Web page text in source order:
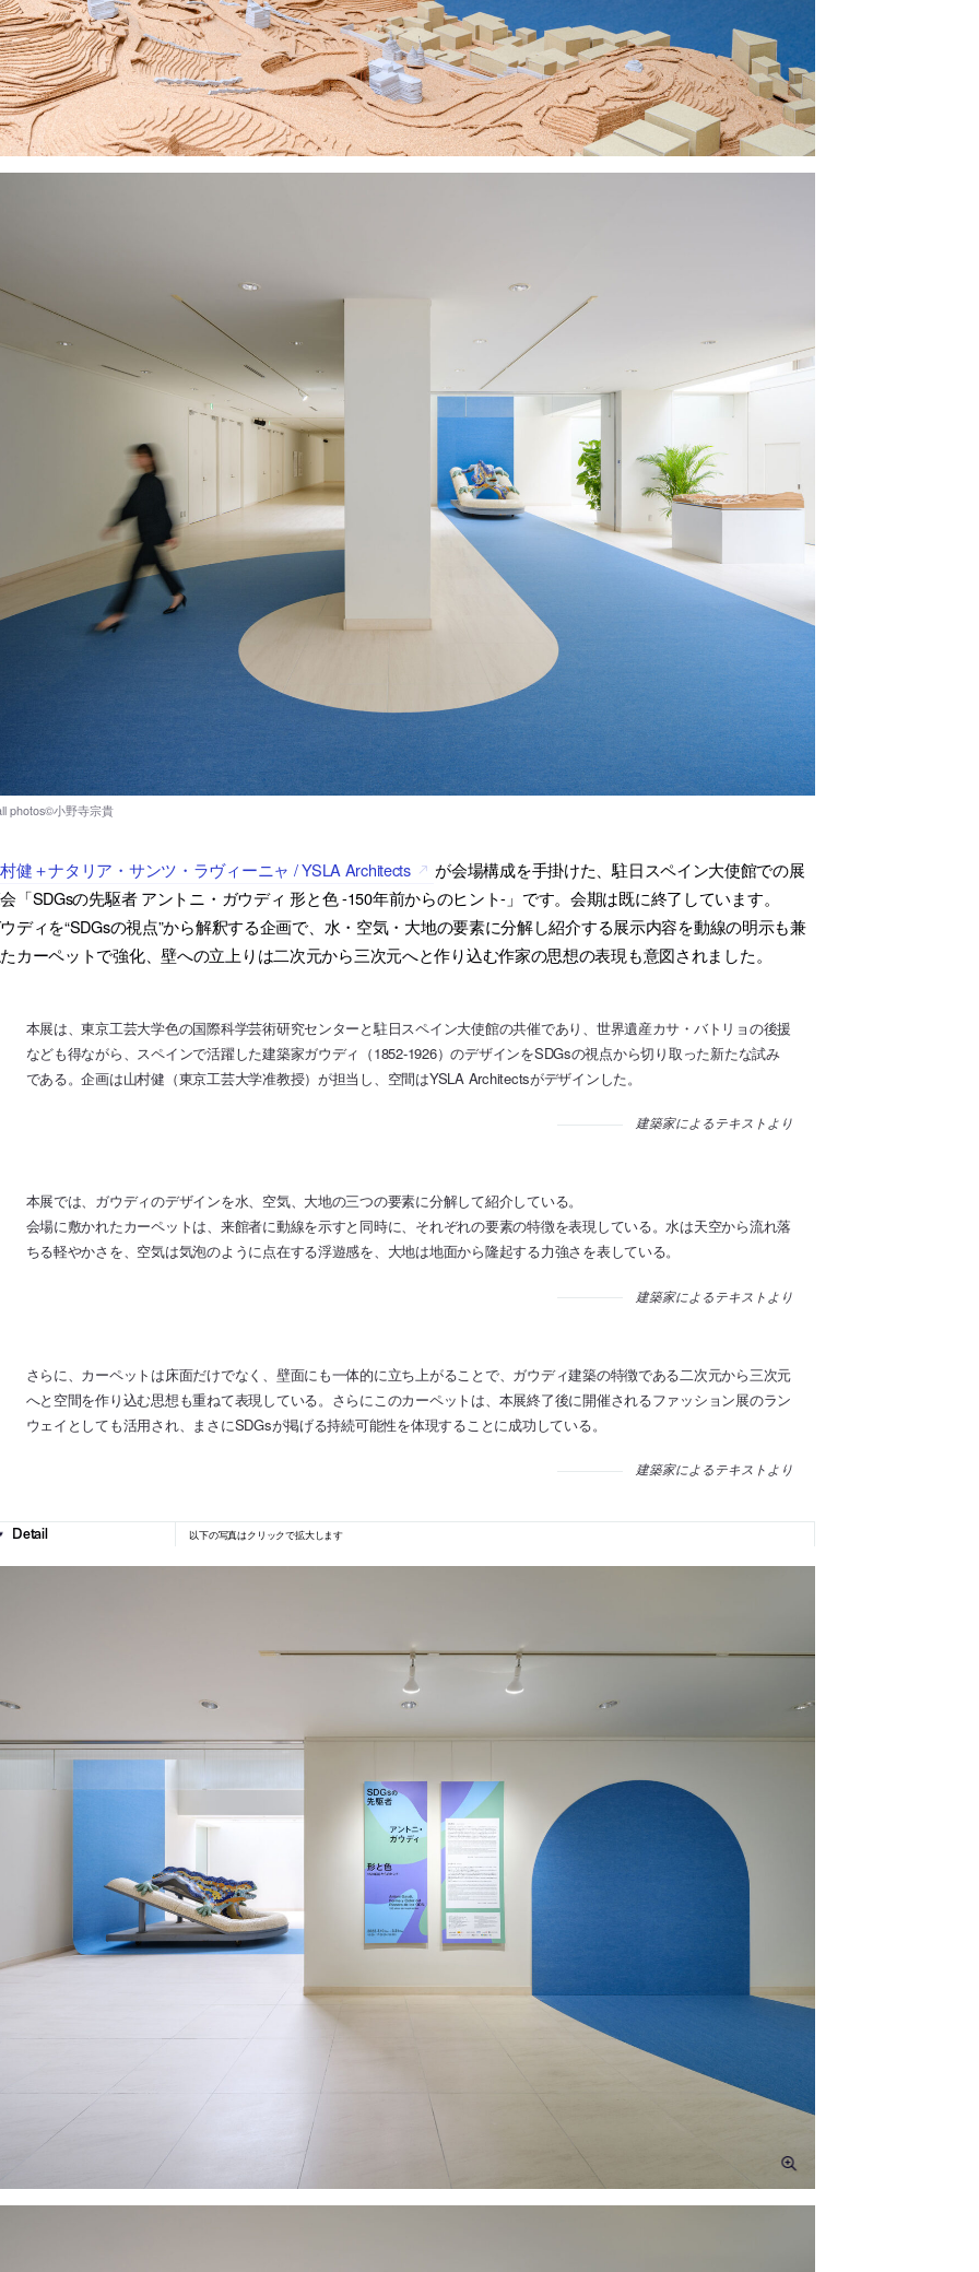
健＋ナタリア・サンツ・ラヴィーニャ / YSLA Architects
が会場構成を手掛けた、駐日スペイン大使館での展
「SDGsの先駆者 アントニ・ガウディ 形と色 -150年前からのヒント-」です。会期は既に終了しています。
ディを“SDGsの視点”から解釈する企画で、水・空気・大地の要素に分解し紹介する展示内容を動線の明示も兼
カーペットで強化、壁への立上りは二次元から三次元へと作り込む作家の思想の表現も意図されました。
本展は、東京工芸大学色の国際科学芸術研究センターと駐日スペイン大使館の共催であり、世界遺産カサ・バトリョの後援
なども得ながら、スペインで活躍した建築家ガウディ（1852-1926）のデザインをSDGsの視点から切り取った新たな試み
である。企画は山村健（東京工芸大学准教授）が担当し、空間はYSLA Architectsがデザインした。
建築家によるテキストより
本展では、ガウディのデザインを水、空気、大地の三つの要素に分解して紹介している。
会場に敷かれたカーペットは、来館者に動線を示すと同時に、それぞれの要素の特徴を表現している。水は天空から流れ落
ちる軽やかさを、空気は気泡のように点在する浮遊感を、大地は地面から隆起する力強さを表している。
建築家によるテキストより
さらに、カーペットは床面だけでなく、壁面にも一体的に立ち上がることで、ガウディ建築の特徴である二次元から三次元
へと空間を作り込む思想も重ねて表現している。さらにこのカーペットは、本展終了後に開催されるファッション展のラン
ウェイとしても活用され、まさにSDGsが掲げる持続可能性を体現することに成功している。
建築家によるテキストより
以下の写真はクリックで拡大します